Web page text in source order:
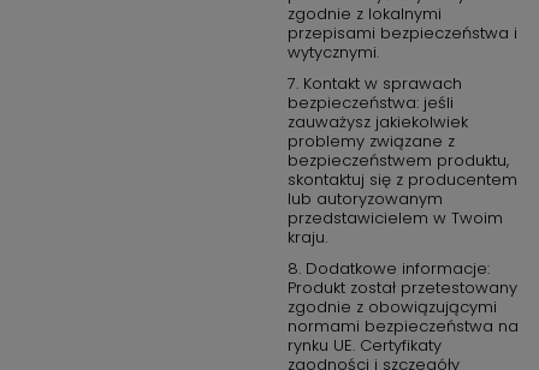
zgodnie z lokalnymi
przepisami bezpieczeństwa i
wytycznymi.
7. Kontakt w sprawach
bezpieczeństwa: jeśli
zauważysz jakiekolwiek
problemy związane z
bezpieczeństwem produktu,
skontaktuj się z producentem
lub autoryzowanym
przedstawicielem w Twoim
kraju.
8. Dodatkowe informacje:
Produkt został przetestowany
zgodnie z obowiązującymi
normami bezpieczeństwa na
rynku UE. Certyfikaty
zgodności i szczegóły